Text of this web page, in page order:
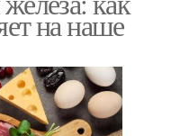
на наше